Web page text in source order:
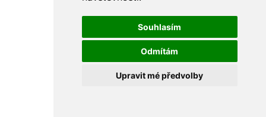
Souhlasím
Odmítám
Upravit mé předvolby